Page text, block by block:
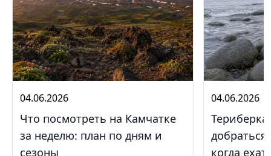
04.06.2026
Что посмотреть на Камчатке
за неделю: план по дням и
сезоны
04.06.2026
когда